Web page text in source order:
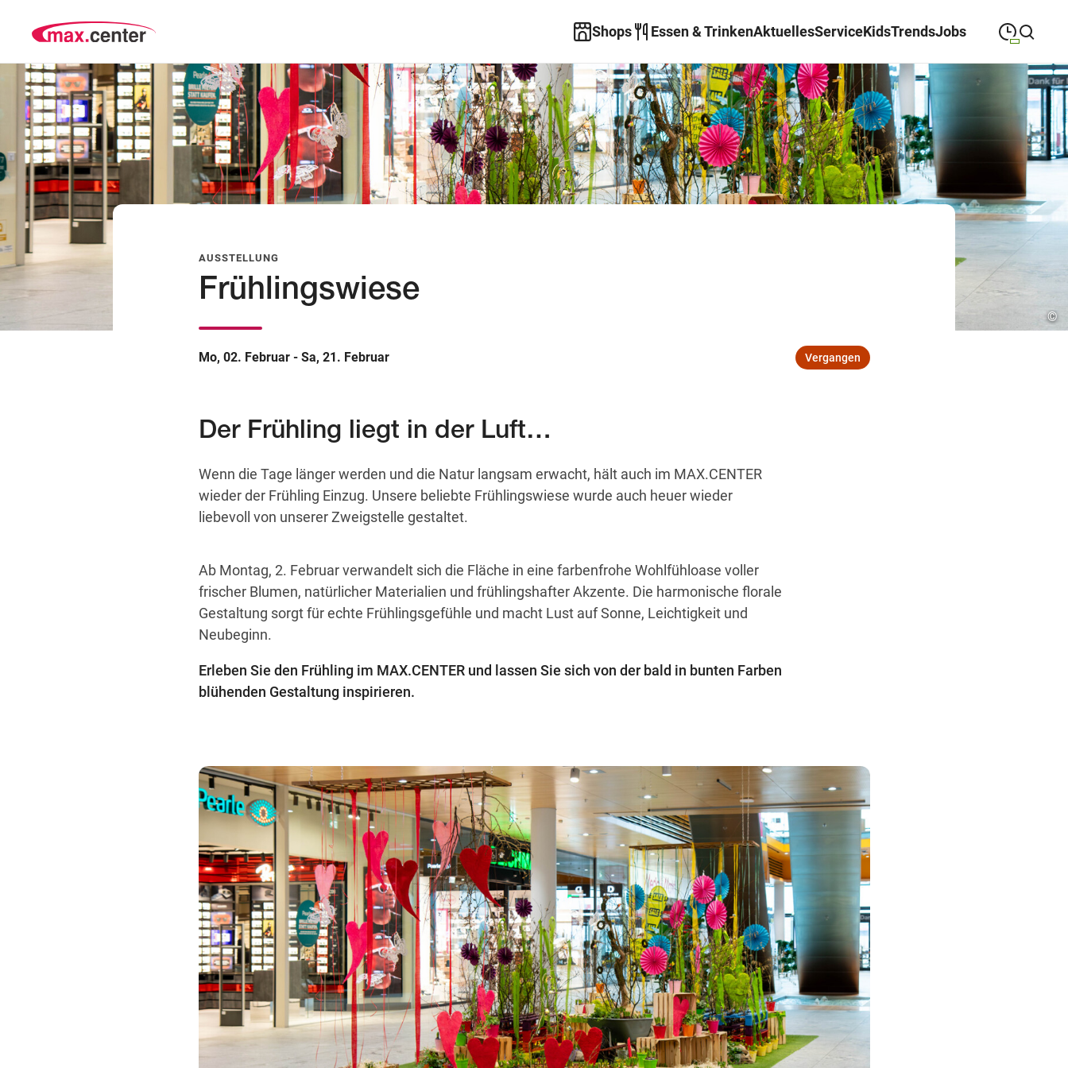
Shops Essen & TrinkenAktuellesServiceKidsTrendsJobs
Suche schließenMontag
MONTAG 19:00
Dienstag
DIENSTAG 19:00
Mittwoch
MITTWOCH 19:00
09:00—19:00
—19:00
09:00 — 18:00
©
AUSSTELLUNG
Frühlingswiese
Mo, 02. Februar - Sa, 21. Februar Vergangen
Der Frühling liegt in der Luft…
Wenn die Tage länger werden und die Natur langsam erwacht, hält auch im MAX.CENTER
wieder der Frühling Einzug. Unsere beliebte Frühlingswiese wurde auch heuer wieder
liebevoll von unserer Zweigstelle gestaltet.
Ab Montag, 2. Februar verwandelt sich die Fläche in eine farbenfrohe Wohlfühloase voller
frischer Blumen, natürlicher Materialien und frühlingshafter Akzente. Die harmonische florale
Gestaltung sorgt für echte Frühlingsgefühle und macht Lust auf Sonne, Leichtigkeit und
Neubeginn.
Erleben Sie den Frühling im MAX.CENTER und lassen Sie sich von der bald in bunten Farben
blühenden Gestaltung inspirieren.